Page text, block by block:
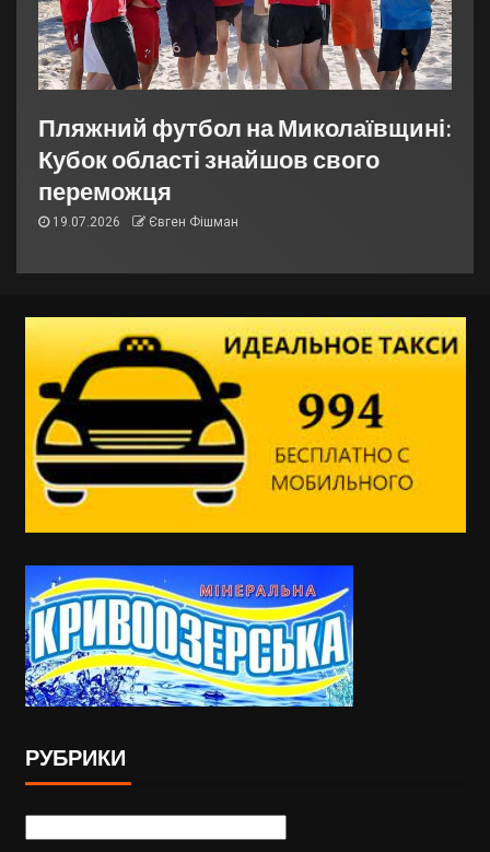
Пляжний футбол на Миколаївщині:
Кубок області знайшов свого
переможця
19.07.2026 Євген Фішман
РУБРИКИ